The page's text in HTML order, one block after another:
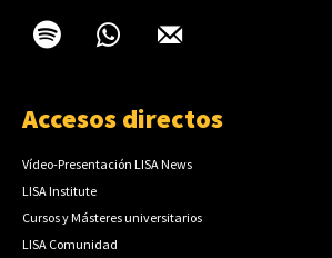
Accesos directos
Vídeo-Presentación LISA News
LISA Institute
Cursos y Másteres universitarios
LISA Comunidad